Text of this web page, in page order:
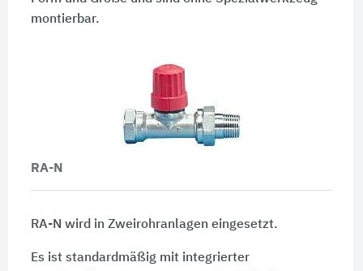
montierbar.
RA-N
RA-N wird in Zweirohranlagen eingesetzt.
Es ist standardmäßig mit integrierter